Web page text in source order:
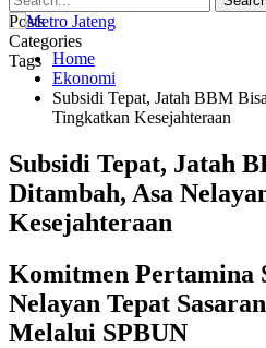
Posts
Categories
Tags Home
Ekonomi
Subsidi Tepat, Jatah BBM
Tingkatkan Kesejahteraan
Subsidi Tepat, Jatah
Ditambah, Asa
Kesejahteraan
Komitmen Pertamina
Nelayan Tepat
Melalui SPBUN